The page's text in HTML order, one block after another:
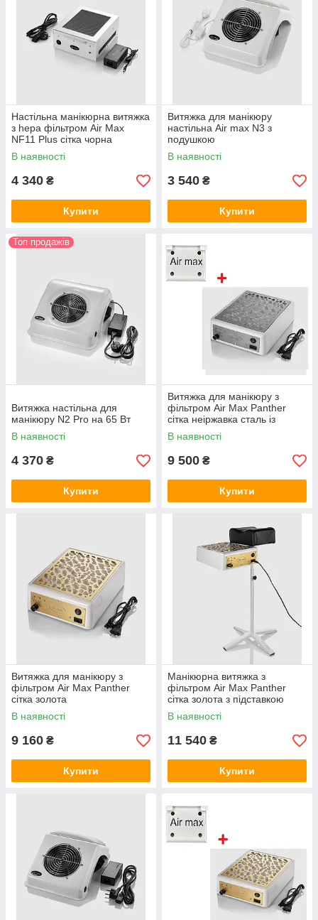
Завдяки
всмоктуванню
пилу витяжка
неприємних явищ
як алергії.
Пристрій
привабливо
виглядає, тому
вигляд.
ВИПРОБУВАЛИ В РОБОТІ МАЙСТРА
Настільна витяжка TERI 800 M 2021
Модель білого кольору із золотою сіткою,
орендованій, магнітній. Модель з регулятором
потужності, НЕРА фільтр, 2700 об/хв.
Гарантійний термін – 24 міс.
Дізнатися ціну
Настільна манікюрна витяжка
з hepa фільтром Air Max
NF11 Plus сітка чорна
В наявності
4 340 ₴
Купити
Витяжка для манікюру
настільна Air max N3 з
подушкою
В наявності
3 540 ₴
Купити
Топ продажів
Витяжка настільна для
манікюру N2 Pro на 65 Вт
В наявності
4 370 ₴
Купити
Витяжка для манікюру з
фільтром Air Max Panther
сітка неіржавка сталь із
кріпленням
В наявності
9 500 ₴
Купити
Витяжка для манікюру з
фільтром Air Max Panther
сітка золота
В наявності
9 160 ₴
Купити
Манікюрна витяжка з
фільтром Air Max Panther
сітка золота з підставкою
В наявності
11 540 ₴
Купити